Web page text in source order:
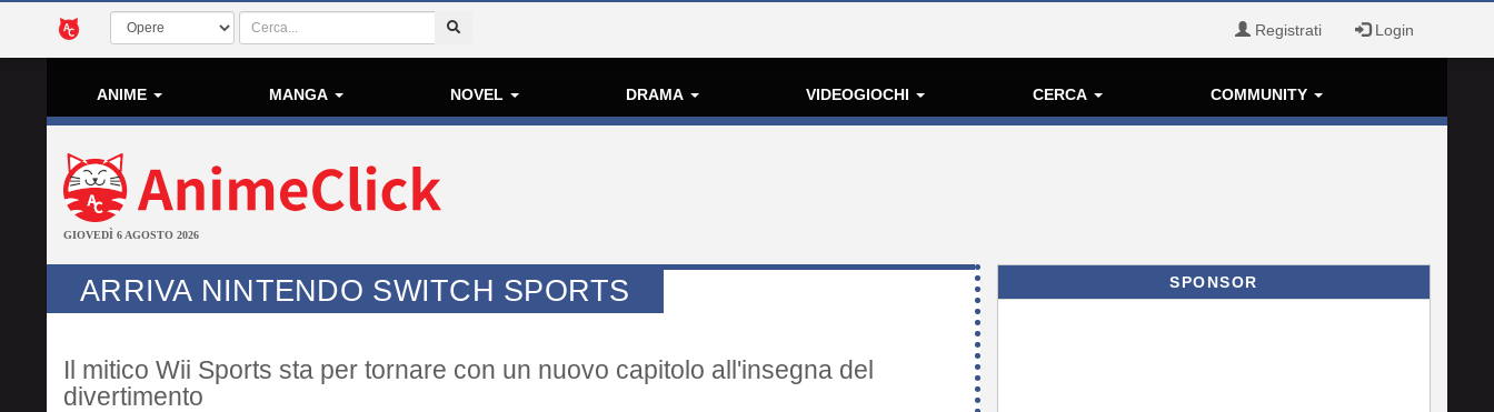
Registrati Login
ANIME MANGA NOVEL DRAMA VIDEOGIOCHI CERCA COMMUNITY
GIOVEDÌ 6 AGOSTO 2026
ARRIVA NINTENDO SWITCH SPORTS
Il mitico Wii Sports sta per tornare con un nuovo capitolo all'insegna del
divertimento
SPONSOR